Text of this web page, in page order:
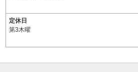
定休日
第3木曜